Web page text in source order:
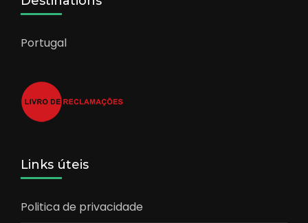
Portugal
Links úteis
Politica de privacidade